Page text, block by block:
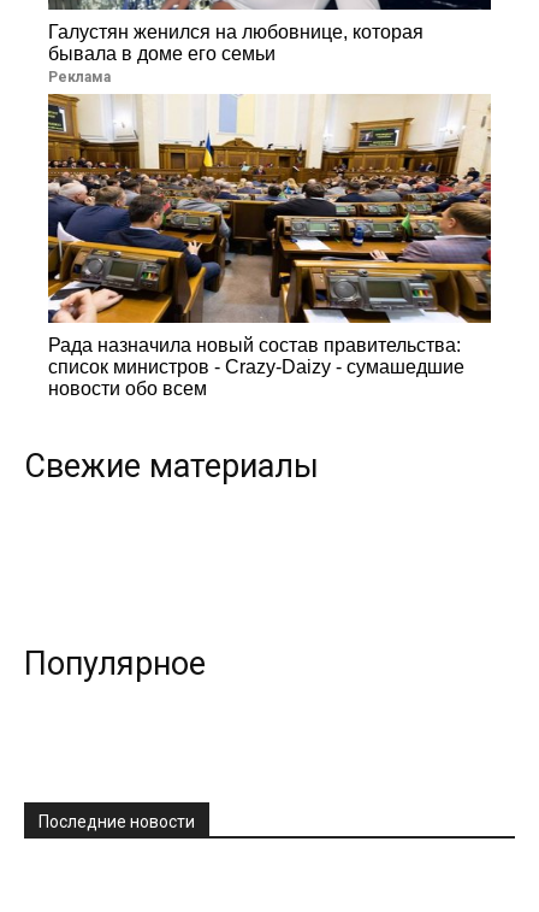
Галустян женился на любовнице, которая
бывала в доме его семьи
Реклама
Рада назначила новый состав правительства:
список министров - Crazy-Daizy - сумашедшие
новости обо всем
Свежие материалы
Популярное
Последние новости